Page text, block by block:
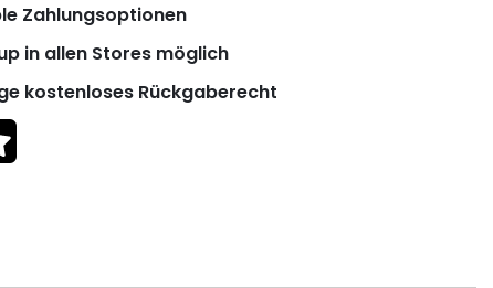
Zahlungsoptionen
in allen Stores möglich
kostenloses Rückgaberecht